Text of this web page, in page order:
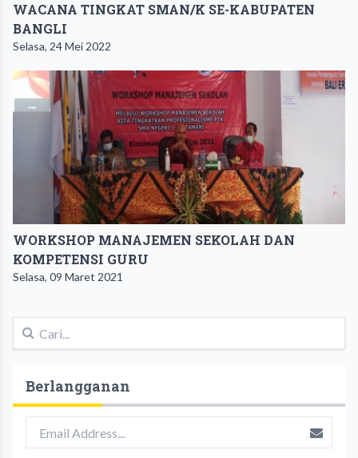
WACANA TINGKAT SMAN/K SE-KABUPATEN
BANGLI
Selasa, 24 Mei 2022
WORKSHOP MANAJEMEN SEKOLAH DAN
KOMPETENSI GURU
Selasa, 09 Maret 2021
Berlangganan